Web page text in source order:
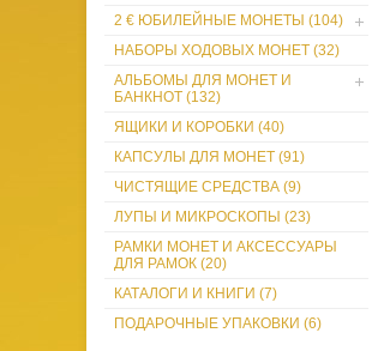
2 € ЮБИЛЕЙНЫЕ МОНЕТЫ (104)
НАБОРЫ ХОДОВЫХ МОНЕТ (32)
АЛЬБОМЫ ДЛЯ МОНЕТ И
БАНКНОТ (132)
ЯЩИКИ И КОРОБКИ (40)
КАПСУЛЫ ДЛЯ МОНЕТ (91)
ЧИСТЯЩИЕ СРЕДСТВА (9)
ЛУПЫ И МИКРОСКОПЫ (23)
РАМКИ МОНЕТ И АКСЕССУАРЫ
ДЛЯ РАМOК (20)
КАТАЛОГИ И КНИГИ (7)
ПОДАРОЧНЫЕ УПАКОВКИ (6)